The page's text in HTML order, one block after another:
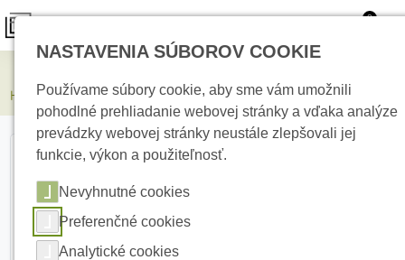
0
HIKVISION DS-2CD2346G2H-IU(2.8mm)(eF) 4 Mpx turret IP kamera
NASTAVENIA SÚBOROV COOKIE
Používame súbory cookie, aby sme vám umožnili
pohodlné prehliadanie webovej stránky a vďaka analýze
prevádzky webovej stránky neustále zlepšovali jej
funkcie, výkon a použiteľnosť.
Nevyhnutné cookies
Preferenčné cookies
Analytické cookies